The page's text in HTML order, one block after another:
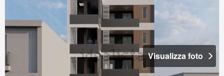
Visualizza foto